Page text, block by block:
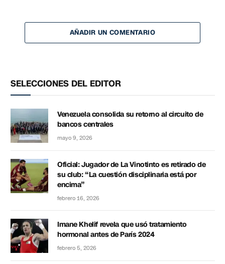
AÑADIR UN COMENTARIO
SELECCIONES DEL EDITOR
Venezuela consolida su retorno al circuito de
bancos centrales
mayo 9, 2026
Oficial: Jugador de La Vinotinto es retirado de
su club: “La cuestión disciplinaria está por
encima”
febrero 16, 2026
Imane Khelif revela que usó tratamiento
hormonal antes de París 2024
febrero 5, 2026